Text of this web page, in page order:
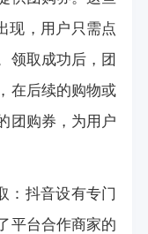
现，用户只需点
领取成功后，团
在后续的购物或
团购券，为用户
：抖音设有专门
平台合作商家的